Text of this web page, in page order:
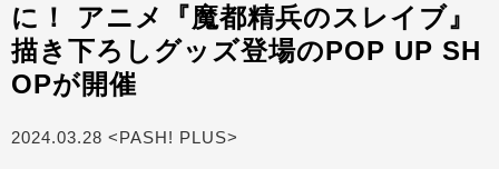
に！ アニメ『魔都精兵のスレイブ』
描き下ろしグッズ登場のPOP UP SH
OPが開催
2024.03.28 <PASH! PLUS>